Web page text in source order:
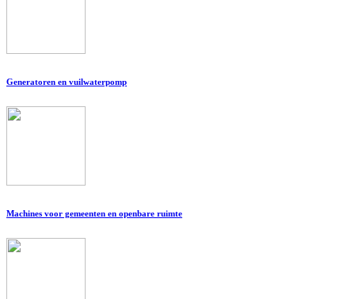
Generatoren en vuilwaterpomp
Machines voor gemeenten en openbare ruimte